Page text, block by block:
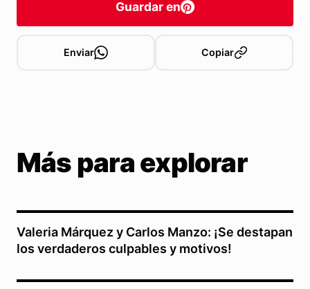
Guardar en
Enviar Copiar
Más para explorar
Valeria Márquez y Carlos Manzo: ¡Se destapan
los verdaderos culpables y motivos!